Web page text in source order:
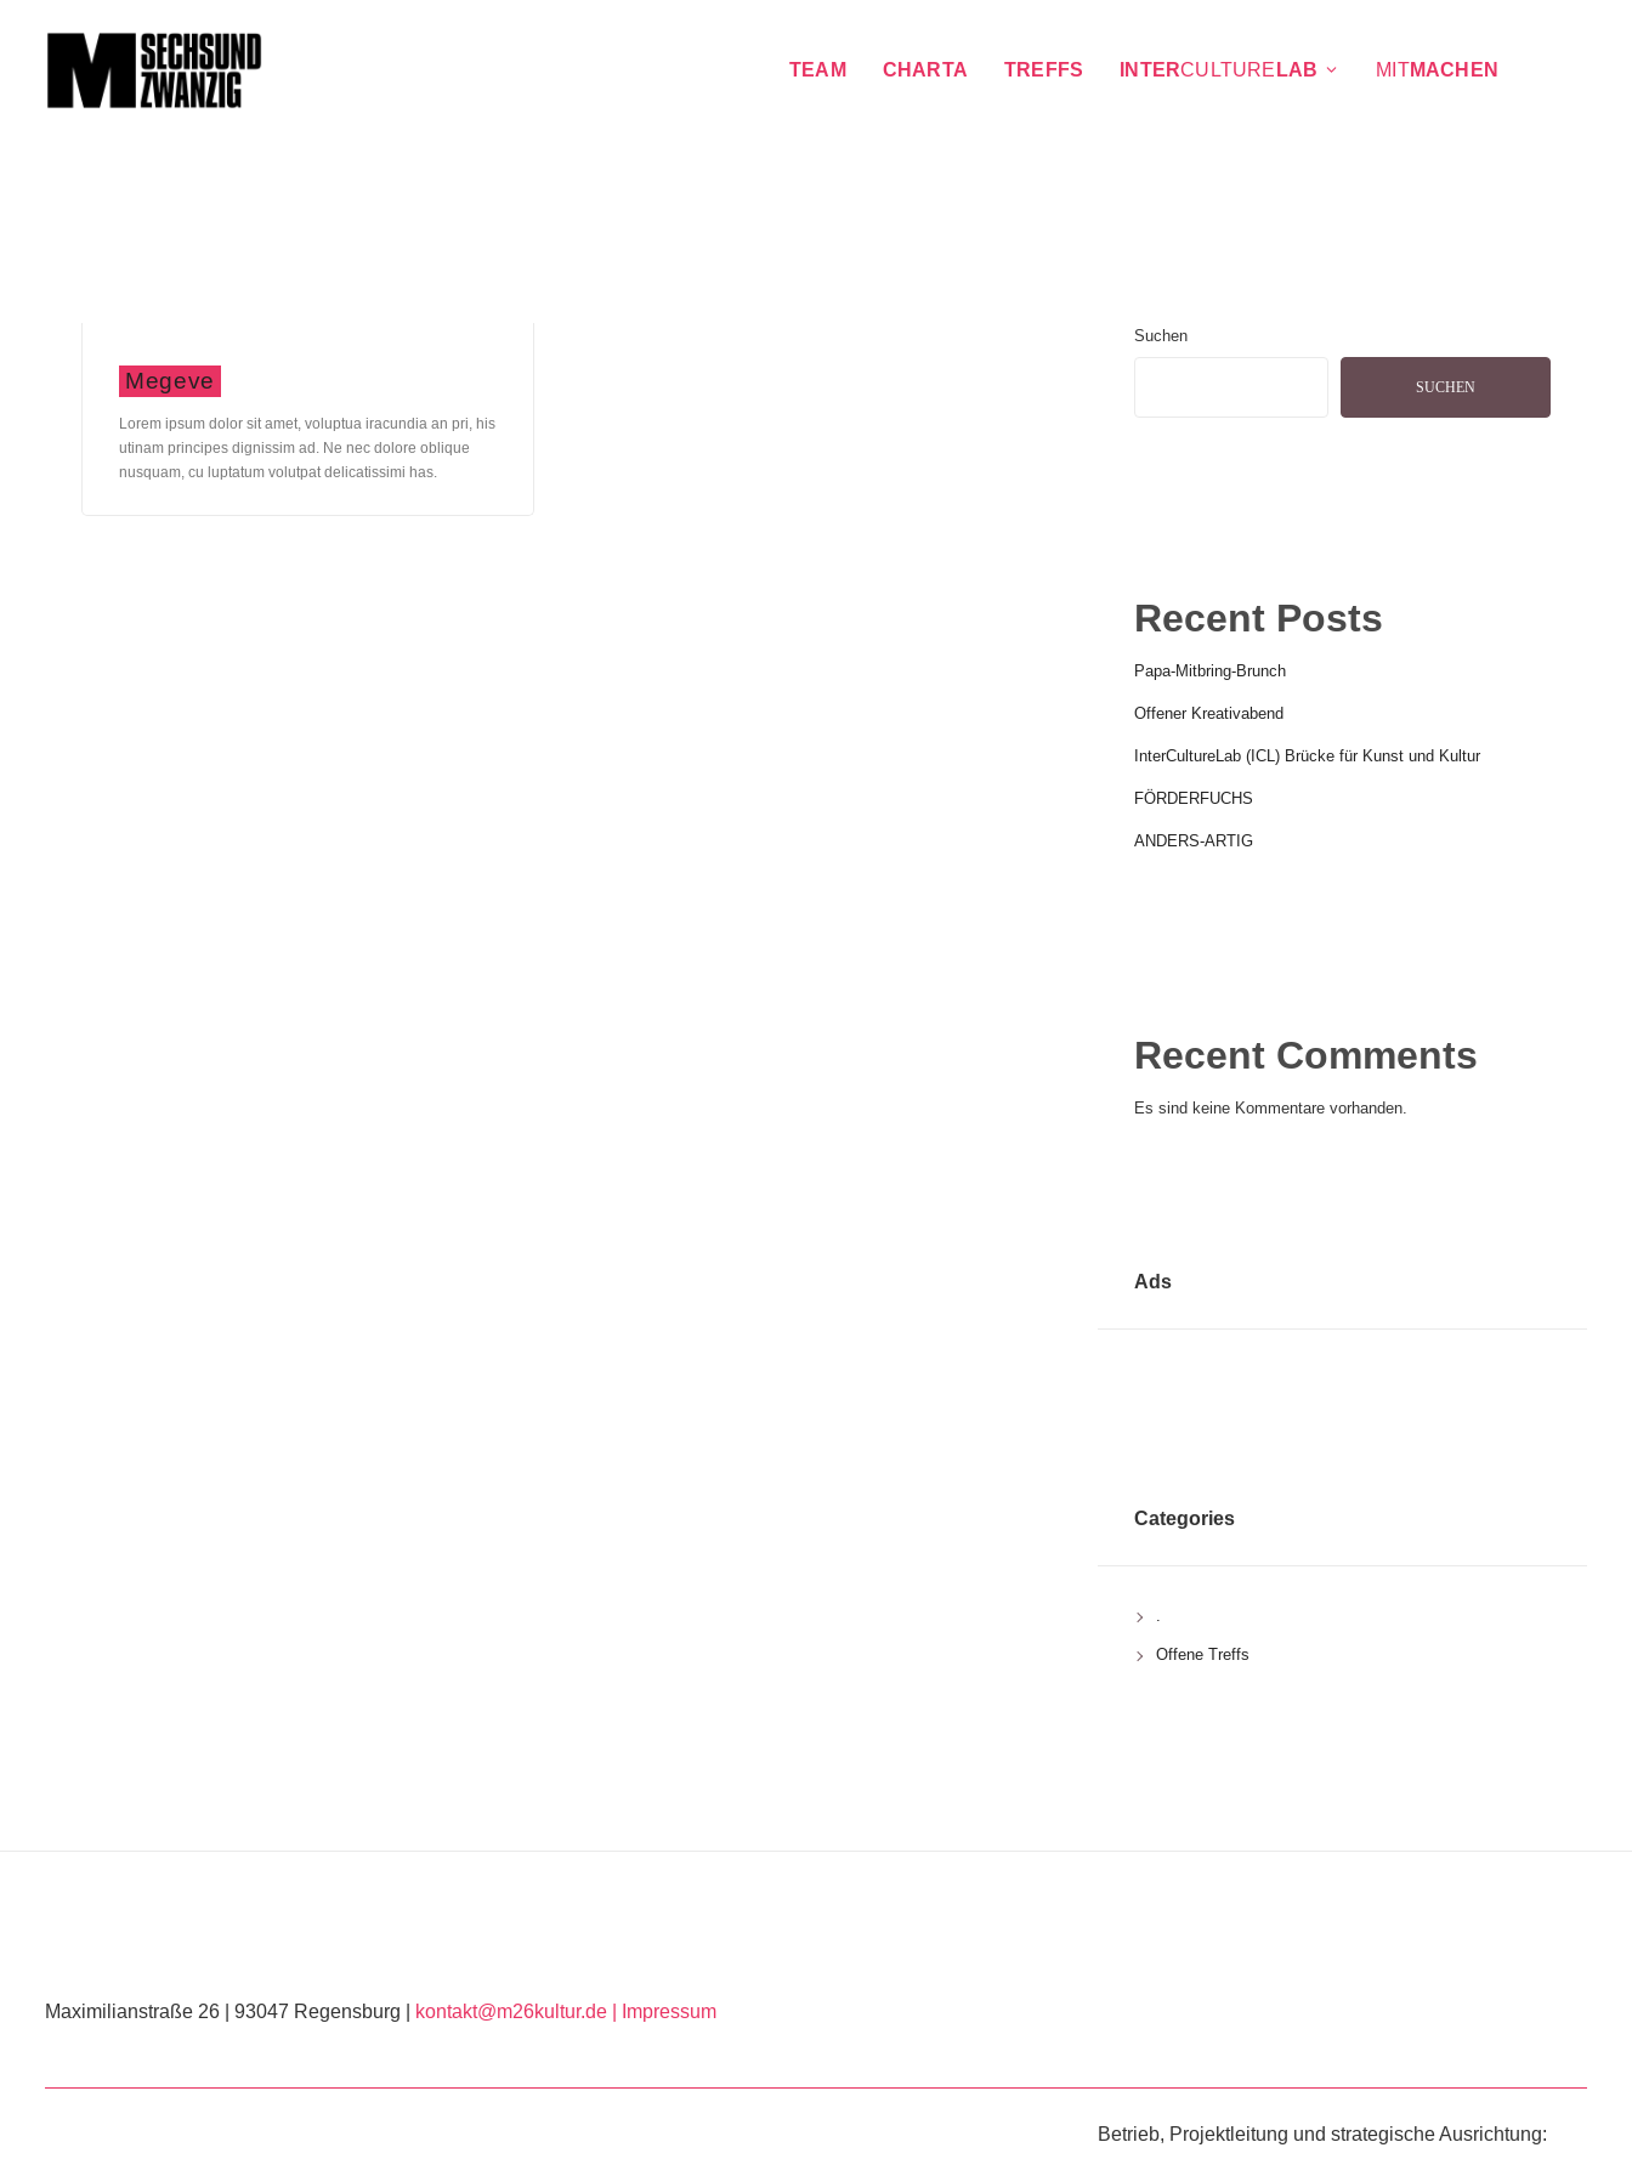
TEAM CHARTA TREFFS INTERCULTURE LAB MITMACHEN
Megeve
Lorem ipsum dolor sit amet, voluptua iracundia an pri, his
utinam principes dignissim ad. Ne nec dolore oblique
nusquam, cu luptatum volutpat delicatissimi has.
Suchen
SUCHEN
Recent Posts
Papa-Mitbring-Brunch
Offener Kreativabend
InterCultureLab (ICL) Brücke für Kunst und Kultur
FÖRDERFUCHS
ANDERS-ARTIG
Recent Comments
Es sind keine Kommentare vorhanden.
Ads
Categories
.
Offene Treffs
Maximilianstraße 26 | 93047 Regensburg | kontakt@m26kultur.de | Impressum
Betrieb, Projektleitung und strategische Ausrichtung: